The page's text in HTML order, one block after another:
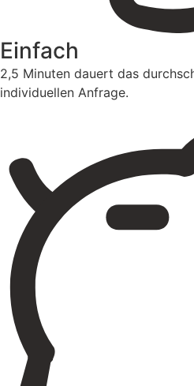
Einfach
2,5 Minuten dauert das
individuellen Anfrage.